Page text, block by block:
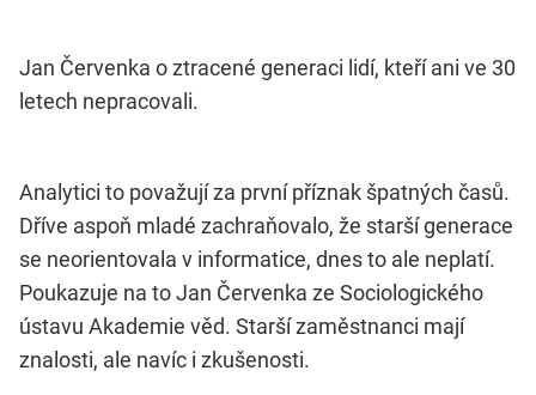
Jan Červenka o ztracené generaci lidí, kteří ani ve 30
letech nepracovali.
Analytici to považují za první příznak špatných časů.
Dříve aspoň mladé zachraňovalo, že starší generace
se neorientovala v informatice, dnes to ale neplatí.
Poukazuje na to Jan Červenka ze Sociologického
ústavu Akademie věd. Starší zaměstnanci mají
znalosti, ale navíc i zkušenosti.